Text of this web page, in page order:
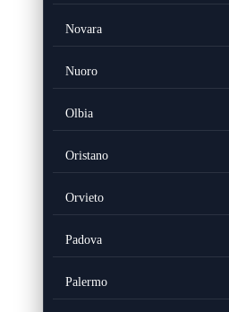
Novara
Nuoro
Olbia
Oristano
Orvieto
Padova
Palermo